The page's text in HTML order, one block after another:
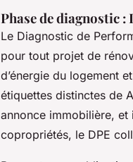
Phase de diagnostic
Le Diagnostic de
pour tout projet de
d’énergie du logement
étiquettes distinctes de
annonce immobilière,
copropriétés, le DPE